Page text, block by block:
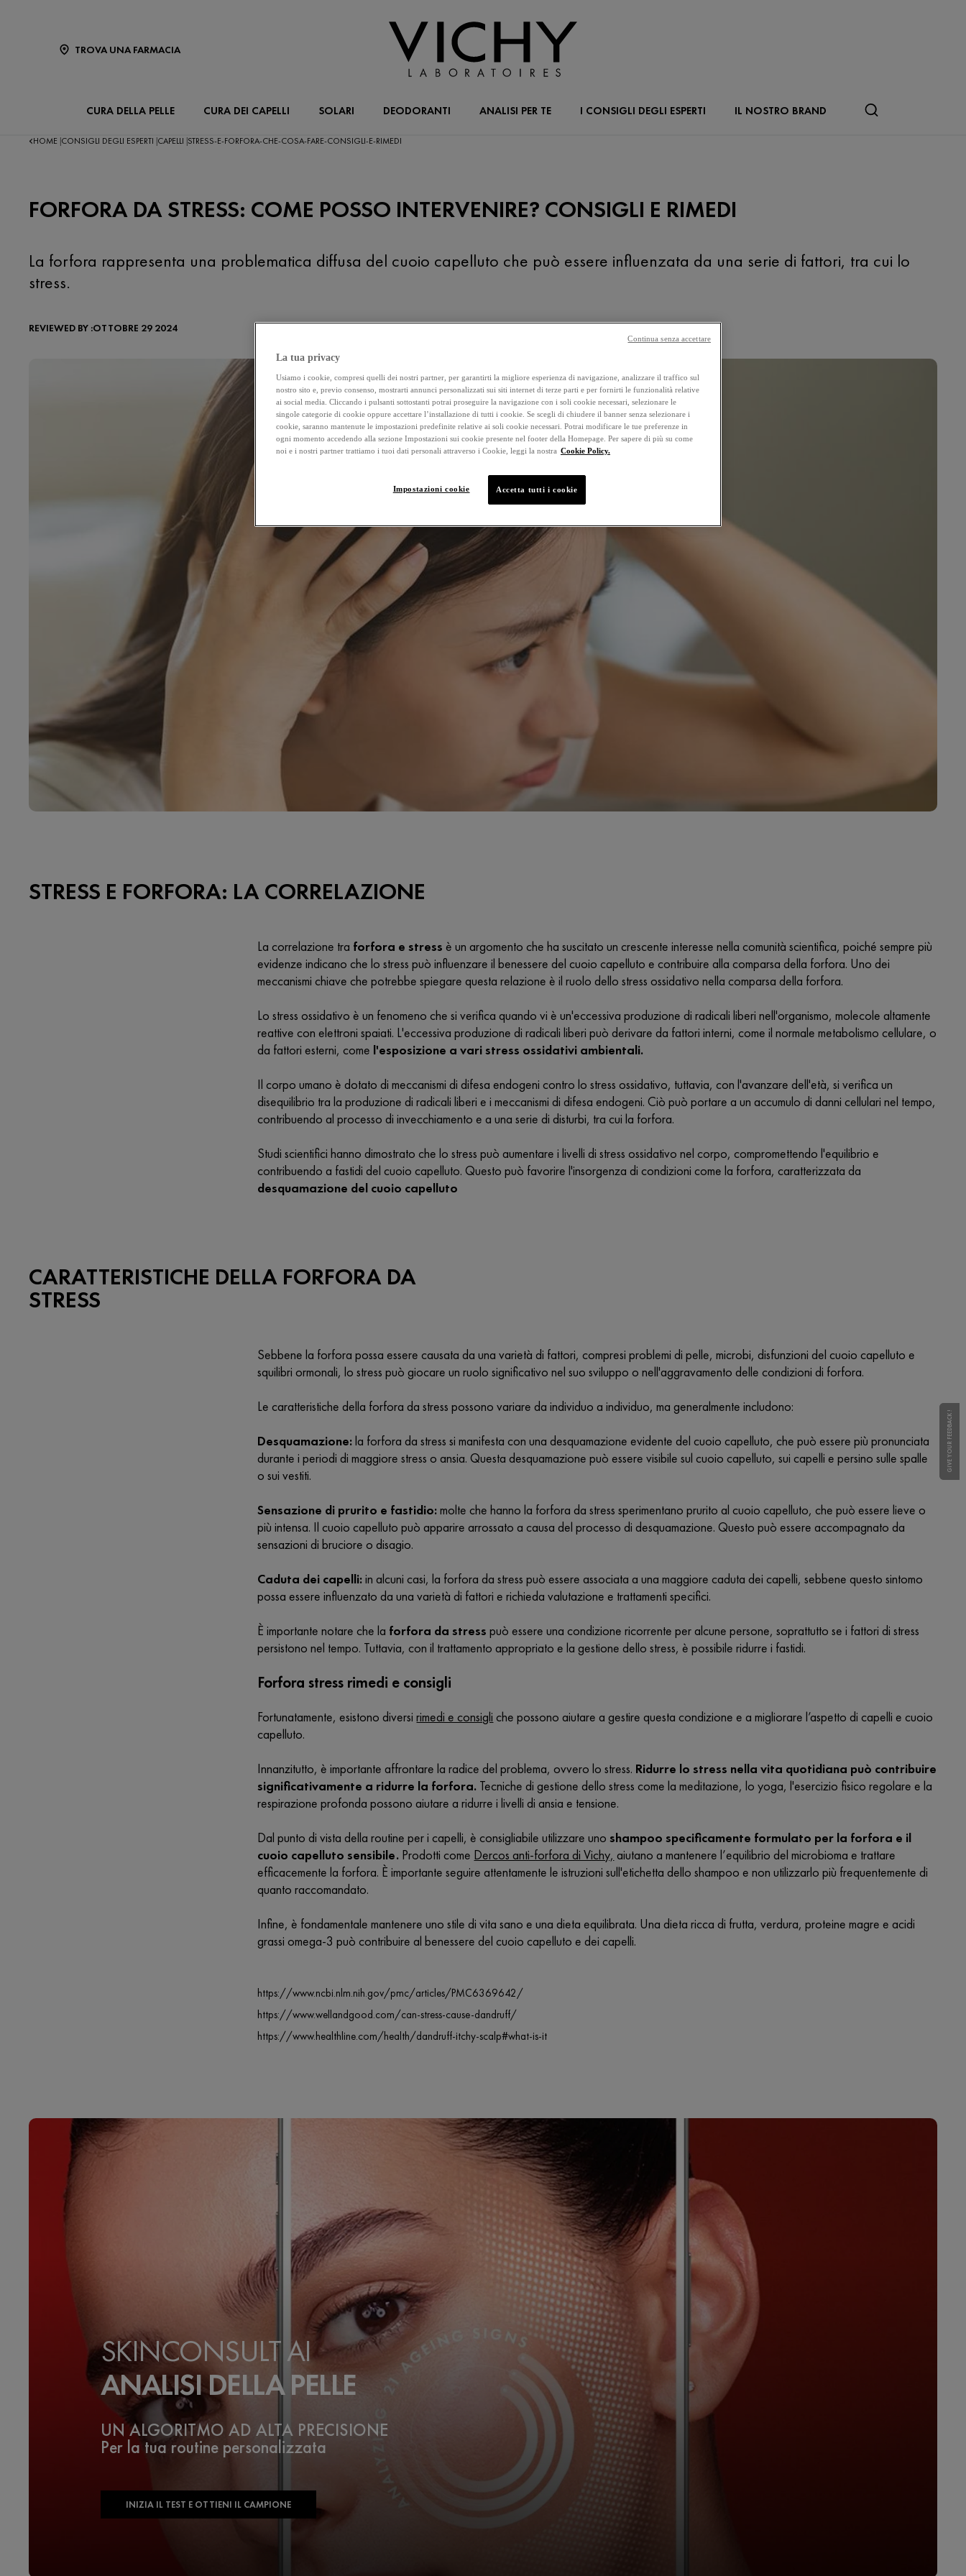
TROVA UNA FARMACIA
CURA DELLA PELLE CURA DEI CAPELLI SOLARI DEODORANTI ANALISI PER TE I CONSIGLI DEGLI ESPERTI IL NOSTRO BRAND
HOME CONSIGLI DEGLI ESPERTI CAPELLI STRESS-E-FORFORA-CHE-COSA-FARE-CONSIGLI-E-RIMEDI
FORFORA DA STRESS: COME POSSO INTERVENIRE? CONSIGLI E RIMEDI
La forfora rappresenta una problematica diffusa del cuoio capelluto che può essere influenzata da una serie di fattori, tra cui lo
stress.
REVIEWED BY :OTTOBRE 29 2024
STRESS E FORFORA: LA CORRELAZIONE
La correlazione tra forfora e stress è un argomento che ha suscitato un crescente interesse nella comunità scientifica, poiché sempre più
evidenze indicano che lo stress può influenzare il benessere del cuoio capelluto e contribuire alla comparsa della forfora. Uno dei
meccanismi chiave che potrebbe spiegare questa relazione è il ruolo dello stress ossidativo nella comparsa della forfora.
Lo stress ossidativo è un fenomeno che si verifica quando vi è un'eccessiva produzione di radicali liberi nell'organismo, molecole altamente
reattive con elettroni spaiati. L'eccessiva produzione di radicali liberi può derivare da fattori interni, come il normale metabolismo cellulare, o
da fattori esterni, come l'esposizione a vari stress ossidativi ambientali.
Il corpo umano è dotato di meccanismi di difesa endogeni contro lo stress ossidativo, tuttavia, con l'avanzare dell'età, si verifica un
disequilibrio tra la produzione di radicali liberi e i meccanismi di difesa endogeni. Ciò può portare a un accumulo di danni cellulari nel tempo,
contribuendo al processo di invecchiamento e a una serie di disturbi, tra cui la forfora.
Studi scientifici hanno dimostrato che lo stress può aumentare i livelli di stress ossidativo nel corpo, compromettendo l'equilibrio e
contribuendo a fastidi del cuoio capelluto. Questo può favorire l'insorgenza di condizioni come la forfora, caratterizzata da
desquamazione del cuoio capelluto
CARATTERISTICHE DELLA FORFORA DA
STRESS
Sebbene la forfora possa essere causata da una varietà di fattori, compresi problemi di pelle, microbi, disfunzioni del cuoio capelluto e
squilibri ormonali, lo stress può giocare un ruolo significativo nel suo sviluppo o nell'aggravamento delle condizioni di forfora.
Le caratteristiche della forfora da stress possono variare da individuo a individuo, ma generalmente includono:
Desquamazione:la forfora da stress si manifesta con una desquamazione evidente del cuoio capelluto, che può essere più pronunciata
durante i periodi di maggiore stress o ansia. Questa desquamazione può essere visibile sul cuoio capelluto, sui capelli e persino sulle spalle
o sui vestiti.
Sensazione di prurito e fastidio:molte che hanno la forfora da stress sperimentano prurito al cuoio capelluto, che può essere lieve o
più intensa. Il cuoio capelluto può apparire arrossato a causa del processo di desquamazione. Questo può essere accompagnato da
sensazioni di bruciore o disagio.
Caduta dei capelli:in alcuni casi, la forfora da stress può essere associata a una maggiore caduta dei capelli, sebbene questo sintomo
possa essere influenzato da una varietà di fattori e richieda valutazione e trattamenti specifici.
È importante notare che la forfora da stress può essere una condizione ricorrente per alcune persone, soprattutto se i fattori di stress
persistono nel tempo. Tuttavia, con il trattamento appropriato e la gestione dello stress, è possibile ridurre i fastidi.
Forfora stress rimedi e consigli
Fortunatamente, esistono diversirimedi e consigli che possono aiutare a gestire questa condizione e a migliorare l’aspetto di capelli e cuoio
capelluto.
Innanzitutto, è importante affrontare la radice del problema, ovvero lo stress. Ridurre lo stress nella vita quotidiana può contribuire
significativamente a ridurre la forfora. Tecniche di gestione dello stress come la meditazione, lo yoga, l'esercizio fisico regolare e la
respirazione profonda possono aiutare a ridurre i livelli di ansia e tensione.
Dal punto di vista della routine per i capelli, è consigliabile utilizzare unoshampoo specificamente formulato per la forfora e il
cuoio capelluto sensibile. Prodotti come Dercos anti-forfora di Vichy, aiutano a mantenere l’equilibrio del microbioma e trattare
efficacemente la forfora. È importante seguire attentamente le istruzioni sull'etichetta dello shampoo e non utilizzarlo più frequentemente di
quanto raccomandato.
Infine, è fondamentale mantenere uno stile di vita sano e una dieta equilibrata. Una dieta ricca di frutta, verdura, proteine magre e acidi
grassi omega-3 può contribuire al benessere del cuoio capelluto e dei capelli.
https://www.ncbi.nlm.nih.gov/pmc/articles/PMC6369642/
https://www.wellandgood.com/can-stress-cause-dandruff/
https://www.healthline.com/health/dandruff-itchy-scalp#what-is-it
SKINCONSULT AI
ANALISI DELLA PELLE
UN ALGORITMO AD ALTA PRECISIONE
Per la tua routine personalizzata
INIZIA IL TEST E OTTIENI IL CAMPIONE
GIVE YOUR FEEDBACK !
GIVE YOUR FEEDBACK !
La tua privacy
Usiamo i cookie, compresi quelli dei nostri partner, per garantirti la migliore esperienza di navigazione, analizzare il traffico sul
nostro sito e, previo consenso, mostrarti annunci personalizzati sui siti internet di terze parti e per fornirti le funzionalità relative
ai social media. Cliccando i pulsanti sottostanti potrai proseguire la navigazione con i soli cookie necessari, selezionare le
singole categorie di cookie oppure accettare l’installazione di tutti i cookie. Se scegli di chiudere il banner senza selezionare i
cookie, saranno mantenute le impostazioni predefinite relative ai soli cookie necessari. Potrai modificare le tue preferenze in
ogni momento accedendo alla sezione Impostazioni sui cookie presente nel footer della Homepage. Per sapere di più su come
noi e i nostri partner trattiamo i tuoi dati personali attraverso i Cookie, leggi la nostra Cookie Policy.
Impostazioni cookie Accetta tutti i cookie
Continua senza accettare